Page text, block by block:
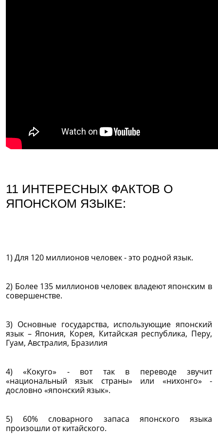
11 ИНТЕРЕСНЫХ ФАКТОВ О
ЯПОНСКОМ ЯЗЫКЕ:
1) Для 120 миллионов человек - это родной язык.
2) Более 135 миллионов человек владеют японским в
совершенстве.
3) Основные государства, использующие японский
язык – Япония, Корея, Китайская республика, Перу,
Гуам, Австралия, Бразилия
4) «Кокуго» - вот так в переводе звучит
«национальный язык страны» или «нихонго» -
дословно «японский язык».
5) 60% словарного запаса японского языка
произошли от китайского.